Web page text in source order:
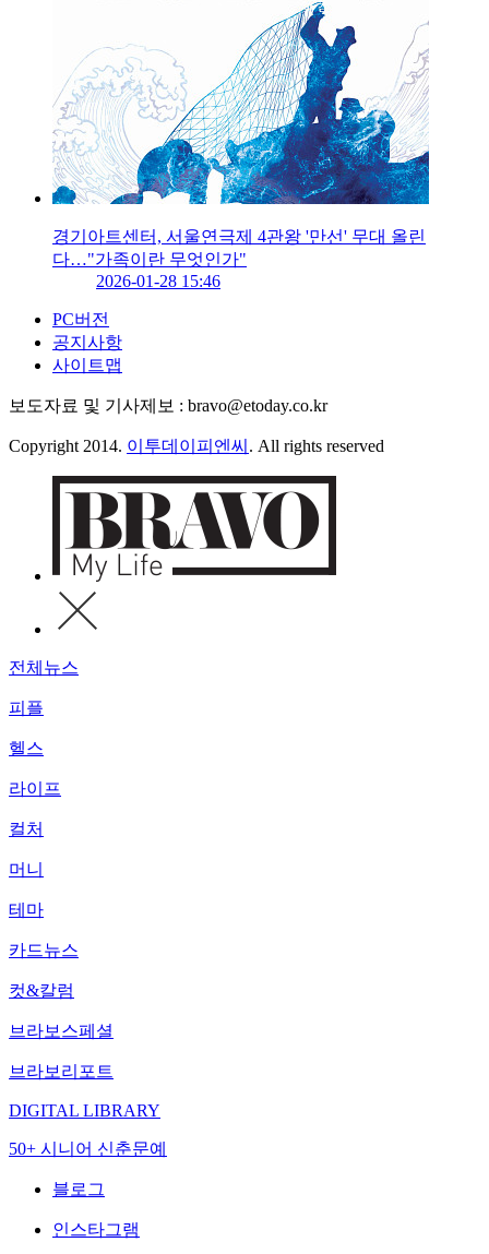
경기아트센터, 서울연극제 4관왕 '만선' 무대 올린
다…"가족이란 무엇인가"
2026-01-28 15:46
PC버전
공지사항
사이트맵
보도자료 및 기사제보 : bravo@etoday.co.kr
Copyright 2014. 이투데이피엔씨 . All rights reserved
전체뉴스
피플
헬스
라이프
컬처
머니
테마
카드뉴스
컷&칼럼
브라보스페셜
브라보리포트
DIGITAL LIBRARY
50+ 시니어 신춘문예
블로그
인스타그램